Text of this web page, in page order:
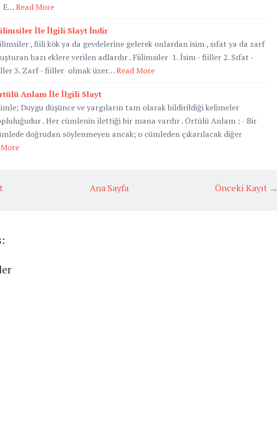
Read More
İle İlgili Slayt İndir
, fiili kök ya da gevdelerine gelerek onlardan isim , sıfat ya da zarf
bazı eklere verilen adlardır . Fiilimsiler 1. İsim - fiiller 2. Sıfat -
3. Zarf - fiiller olmak üzer…Read More
Anlam İle İlgili Slayt
Duygu düşünce ve yargıların tam olarak bildirildiği kelimeler
. Her cümlenin ilettiği bir mana vardır . Örtülü Anlam : - Bir
doğrudan söylenmeyen ancak; o cümleden çıkarılacak diğer
Önceki Kayıt →
Ana Sayfa